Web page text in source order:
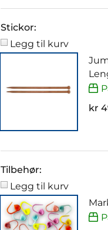
Stickor:
Legg til kurv
kr
Tilbehør:
Legg til kurv